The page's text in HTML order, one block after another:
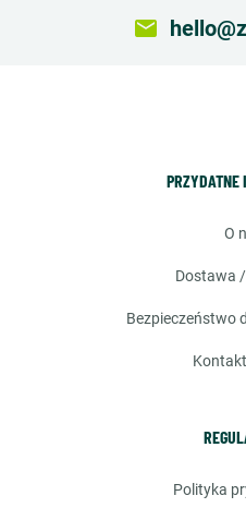
email
PRZYDATNE
dostawa
bezpieczeństwo
polityka